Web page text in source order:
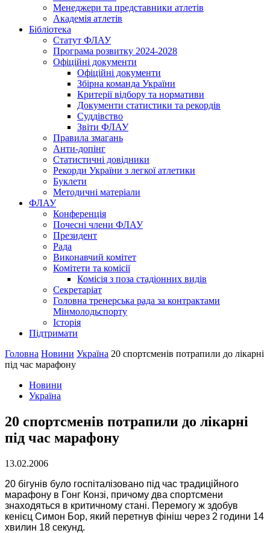
Менеджери та представники атлетів
Академія атлетів
Бібліотека
Статут ФЛАУ
Програма розвитку 2024-2028
Офіційні документи
Офіційні документи
Збірна команда України
Критерії відбору та нормативи
Документи статистики та рекордів
Суддівство
Звіти ФЛАУ
Правила змагань
Анти-допінг
Статистичні довідники
Рекорди України з легкої атлетики
Буклети
Методичні матеріали
ФЛАУ
Конференція
Почесні члени ФЛАУ
Президент
Рада
Виконавчий комітет
Комітети та комісії
Комісія з поза стадіонних видів
Секретаріат
Головна тренерська рада за контрактами
Мінмолодьспорту
Історія
Підтримати
Головна Новини Україна 20 спортсменiв потрапили до лiкарнi
пiд час марафону
Новини
Україна
20 спортсменiв потрапили до лiкарнi
пiд час марафону
13.02.2006
20 бiгунiв було госпiталiзовано пiд час традицiйного
марафону в Гонг Конзi, причому два спортсмени
знаходяться в критичному станi. Перемогу ж здобув
кенiєц Симон Бор, який перетнув фiнiш через 2 години 14
хвилин 18 секунд.